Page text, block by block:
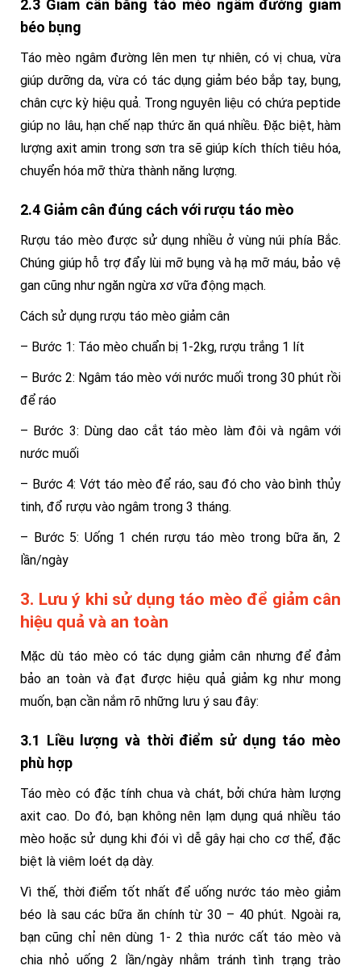
2.3 Giảm cân bằng táo mèo ngâm đường giảm
béo bụng
Táo mèo ngâm đường lên men tự nhiên, có vị chua, vừa
giúp dưỡng da, vừa có tác dụng giảm béo bắp tay, bụng,
chân cực kỳ hiệu quả. Trong nguyên liệu có chứa peptide
giúp no lâu, hạn chế nạp thức ăn quá nhiều. Đặc biệt, hàm
lượng axit amin trong sơn tra sẽ giúp kích thích tiêu hóa,
chuyển hóa mỡ thừa thành năng lượng.
2.4 Giảm cân đúng cách với rượu táo mèo
Rượu táo mèo được sử dụng nhiều ở vùng núi phía Bắc.
Chúng giúp hỗ trợ đẩy lùi mỡ bụng và hạ mỡ máu, bảo vệ
gan cũng như ngăn ngừa xơ vữa động mạch.
Cách sử dụng rượu táo mèo giảm cân
– Bước 1: Táo mèo chuẩn bị 1-2kg, rượu trắng 1 lít
– Bước 2: Ngâm táo mèo với nước muối trong 30 phút rồi
để ráo
– Bước 3: Dùng dao cắt táo mèo làm đôi và ngâm với
nước muối
– Bước 4: Vớt táo mèo để ráo, sau đó cho vào bình thủy
tinh, đổ rượu vào ngâm trong 3 tháng.
– Bước 5: Uống 1 chén rượu táo mèo trong bữa ăn, 2
lần/ngày
3. Lưu ý khi sử dụng táo mèo để giảm cân
hiệu quả và an toàn
Mặc dù táo mèo có tác dụng giảm cân nhưng để đảm
bảo an toàn và đạt được hiệu quả giảm kg như mong
muốn, bạn cần nắm rõ những lưu ý sau đây:
3.1 Liều lượng và thời điểm sử dụng táo mèo
phù hợp
Táo mèo có đặc tính chua và chát, bởi chứa hàm lượng
axit cao. Do đó, bạn không nên lạm dụng quá nhiều táo
mèo hoặc sử dụng khi đói vì dễ gây hại cho cơ thể, đặc
biệt là viêm loét dạ dày.
Vì thế, thời điểm tốt nhất để uống nước táo mèo giảm
béo là sau các bữa ăn chính từ 30 – 40 phút. Ngoài ra,
bạn cũng chỉ nên dùng 1- 2 thìa nước cất táo mèo và
chia nhỏ uống 2 lần/ngày nhằm tránh tình trạng trào